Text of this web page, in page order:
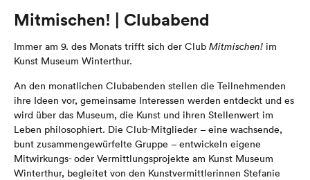
Mitmischen! | Clubabend
Immer am 9. des Monats trifft sich der Club Mitmischen! im
Kunst Museum Winterthur.
An den monatlichen Clubabenden stellen die Teilnehmenden
ihre Ideen vor, gemeinsame Interessen werden entdeckt und es
wird über das Museum, die Kunst und ihren Stellenwert im
Leben philosophiert. Die Club-Mitglieder – eine wachsende,
bunt zusammengewürfelte Gruppe – entwickeln eigene
Mitwirkungs- oder Vermittlungsprojekte am Kunst Museum
Winterthur, begleitet von den Kunstvermittlerinnen Stefanie